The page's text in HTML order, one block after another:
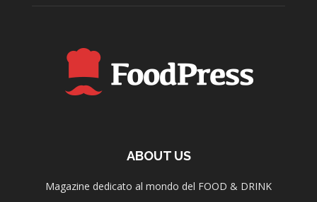
ABOUT US
Magazine dedicato al mondo del FOOD & DRINK